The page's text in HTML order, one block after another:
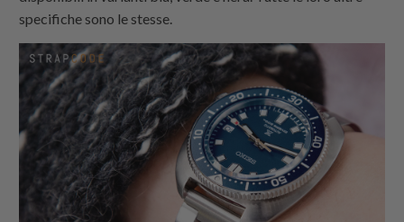
specifiche sono le stesse.